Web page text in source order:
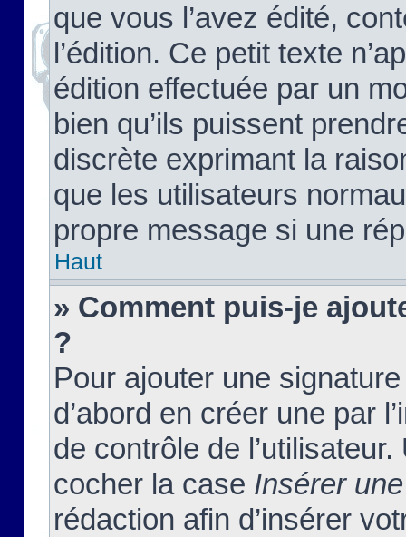
que vous l’avez édité,
l’édition. Ce petit texte
édition effectuée par un
bien qu’ils puissent
discrète exprimant la
que les utilisateurs
propre message si une
Haut
» Comment puis-je
?
Pour ajouter une
d’abord en créer une par
de contrôle de
cocher la case Insérer
rédaction afin d’insérer